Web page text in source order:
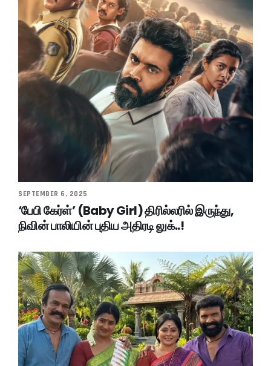
SEPTEMBER 6, 2025
‘பேபி கேர்ள்’ (Baby Girl) திரில்லரில் இருந்து,
நிவின் பாலியின் புதிய அதிரடி லுக்..!